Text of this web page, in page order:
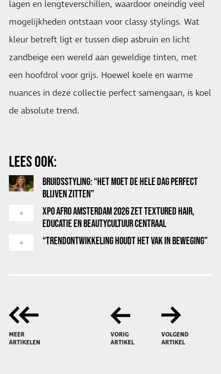
lagen en lengteverschillen, waardoor oneindig veel
mogelijkheden ontstaan voor classy stylings. Wat
kleur betreft ligt er tussen diep asbruin en licht
zandbeige een wereld aan geweldige tinten, met
een hoofdrol voor grijs. Hoewel koele en warme
nuances in deze collectie perfect samengaan, is koel
de absolute trend.
LEES OOK:
BRUIDSSTYLING: “HET MOET DE HELE DAG PERFECT
BLIJVEN ZITTEN”
XPO AFRO AMSTERDAM 2026 ZET TEXTURED HAIR,
EDUCATIE EN BEAUTYCULTUUR CENTRAAL
“TRENDONTWIKKELING HOUDT HET VAK IN BEWEGING”
MEER
ARTIKELEN
VORIG
ARTIKEL
VOLGEND
ARTIKEL